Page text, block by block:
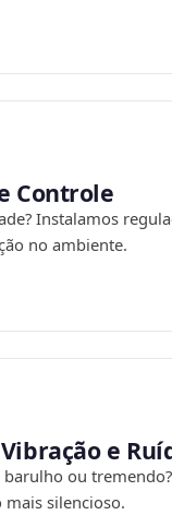
Controle
Instalamos
no ambiente.
e
ou
silencioso.